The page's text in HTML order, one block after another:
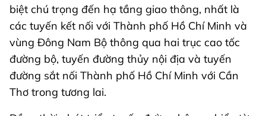
biệt chú trọng đến hạ tầng giao thông, nhất là
các tuyến kết nối với Thành phố Hồ Chí Minh và
vùng Đông Nam Bộ thông qua hai trục cao tốc
đường bộ, tuyến đường thủy nội địa và tuyến
đường sắt nối Thành phố Hồ Chí Minh với Cần
Thơ trong tương lai.